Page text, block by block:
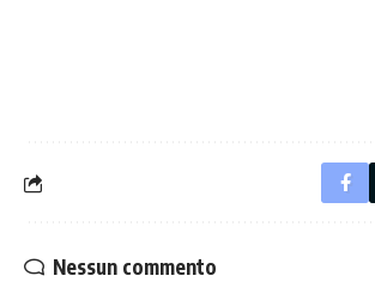
Nessun commento